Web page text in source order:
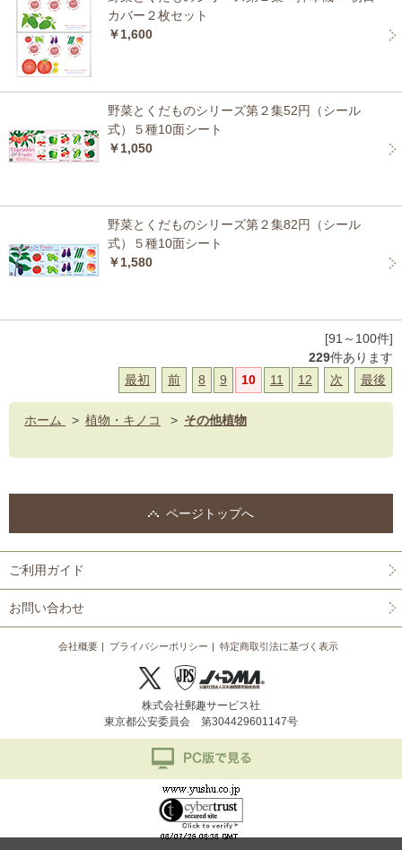
カバー２枚セット
￥1,600
野菜とくだものシリーズ第２集52円（シール
式）５種10面シート
￥1,050
野菜とくだものシリーズ第２集82円（シール
式）５種10面シート
￥1,580
[91～100件]
229件あります
最初
前 8 9 10 11 12 次 最後
ホーム > 植物・キノコ > その他植物
ページトップへ
ご利用ガイド
お問い合わせ
会社概要 プライバシーポリシー 特定商取引法に基づく表示
株式会社郵趣サービス社
東京都公安委員会 第304429601147号